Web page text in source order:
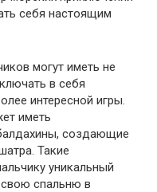
себя настоящим
могут иметь не
в себя
интересной игры.
иметь
создающие
Такие
уникальный
спальню в